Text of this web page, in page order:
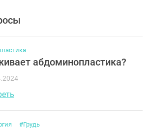
абдоминопластика?
#Грудь